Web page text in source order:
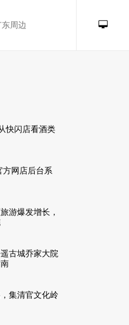
快闪店看酒类
网店后台系
游爆发增长，
古城乔家大院
集清官文化岭